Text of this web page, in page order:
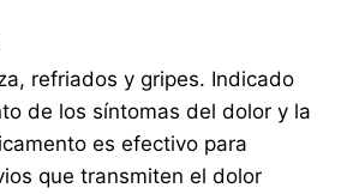
refriados y gripes. Indicado
de los síntomas del dolor y la
es efectivo para
que transmiten el dolor